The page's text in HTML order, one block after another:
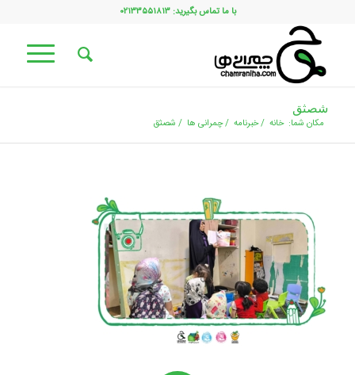
با ما تماس بگیرید: ۰۲۱۳۳۵۵۱۸۱۳
شصثق
مکان شما: خانه /خبرنامه /چمرانی ها / شصثق